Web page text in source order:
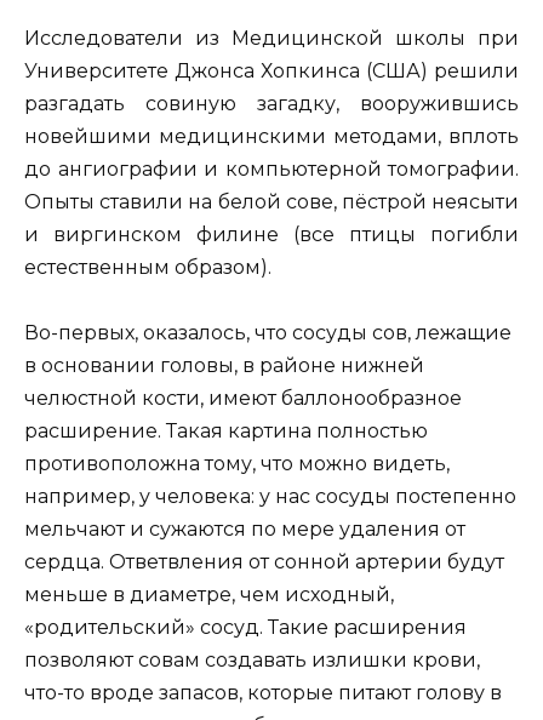
Исследователи из Медицинской школы при
Университете Джонса Хопкинса (США) решили
разгадать совиную загадку, вооружившись
новейшими медицинскими методами, вплоть
до ангиографии и компьютерной томографии.
Опыты ставили на белой сове, пёстрой неясыти
и виргинском филине (все птицы погибли
естественным образом).
Во-первых, оказалось, что сосуды сов, лежащие
в основании головы, в районе нижней
челюстной кости, имеют баллонообразное
расширение. Такая картина полностью
противоположна тому, что можно видеть,
например, у человека: у нас сосуды постепенно
мельчают и сужаются по мере удаления от
сердца. Ответвления от сонной артерии будут
меньше в диаметре, чем исходный,
«родительский» сосуд. Такие расширения
позволяют совам создавать излишки крови,
что-то вроде запасов, которые питают голову в